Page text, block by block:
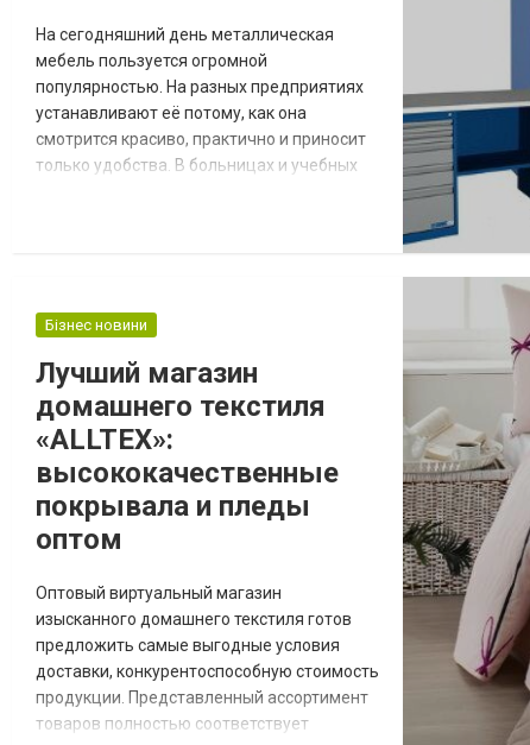
выборе изделия для ребенка любо...
На сегодняшний день металлическая
мебель пользуется огромной
популярностью. На разных предприятиях
устанавливают её потому, как она
смотрится красиво, практично и приносит
только удобства. В больницах и учебных
ссылке- https://ssk-
mebel/. Лю...
Бізнес новини
Лучший магазин
домашнего текстиля
«ALLTEX»:
высококачественные
покрывала и пледы
оптом
Оптовый виртуальный магазин
изысканного домашнего текстиля готов
предложить самые выгодные условия
доставки, конкурентоспособную стоимость
продукции. Представленный ассортимент
товаров полностью соответствует